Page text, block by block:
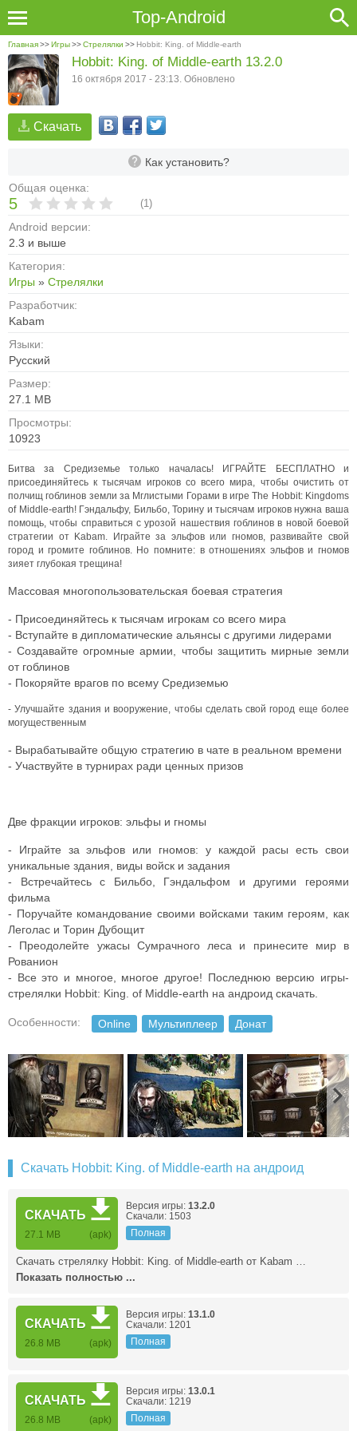
Top-Android
Главная>>Игры>>Стрелялки >> Hobbit: King. of Middle-earth
Скачать
Как установить?
Общая оценка:
5 (1)
Android версии:
2.3 и выше
Категория:
Игры » Стрелялки
Разработчик:
Kabam
Языки:
Русский
Размер:
27.1 MB
Просмотры:
10923
Hobbit: King. of Middle-earth 13.2.0
16 октября 2017 - 23:13. Обновлено
Битва за Средиземье только началась! ИГРАЙТЕ БЕСПЛАТНО и
присоединяйтесь к тысячам игроков со всего мира, чтобы очистить от
полчищ гоблинов земли за Мглистыми Горами в игре The Hobbit: Kingdoms
of Middle-earth! Гэндальфу, Бильбо, Торину и тысячам игроков нужна ваша
помощь, чтобы справиться с урозой нашествия гоблинов в новой боевой
стратегии от Kabam. Играйте за эльфов или гномов, развивайте свой
город и громите гоблинов. Но помните: в отношениях эльфов и гномов
зияет глубокая трещина!
Массовая многопользовательская боевая стратегия
- Присоединяйтесь к тысячам игрокам со всего мира
- Вступайте в дипломатические альянсы с другими лидерами
- Создавайте огромные армии, чтобы защитить мирные земли
от гоблинов
- Покоряйте врагов по всему Средиземью
- Улучшайте здания и вооружение, чтобы сделать свой город еще более
могущественным
- Вырабатывайте общую стратегию в чате в реальном времени
- Участвуйте в турнирах ради ценных призов
Две фракции игроков: эльфы и гномы
- Играйте за эльфов или гномов: у каждой расы есть свои
уникальные здания, виды войск и задания
- Встречайтесь с Бильбо, Гэндальфом и другими героями
фильма
- Поручайте командование своими войсками таким героям, как
Леголас и Торин Дубощит
- Преодолейте ужасы Сумрачного леса и принесите мир в
Рованион
- Все это и многое, многое другое! Последнюю версию игры-
стрелялки Hobbit: King. of Middle-earth на андроид скачать.
Особенности: Online Мультиплеер Донат
Скачать Hobbit: King. of Middle-earth на андроид
СКАЧАТЬ
27.1 MB (apk)
Версия игры: 13.2.0
Скачали: 1503
Полная
Скачать стрелялку Hobbit: King. of Middle-earth от Kabam …
Показать полностью ...
СКАЧАТЬ
26.8 MB (apk)
Версия игры: 13.1.0
Скачали: 1201
Полная
СКАЧАТЬ
26.8 MB (apk)
Версия игры: 13.0.1
Скачали: 1219
Полная